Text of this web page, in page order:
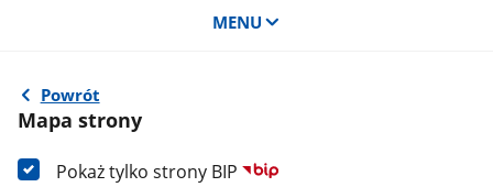
MENU
Powrót
Mapa strony
Pokaż tylko strony BIP